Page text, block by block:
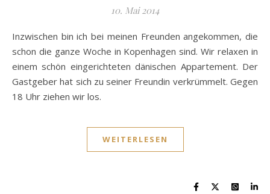
10. Mai 2014
Inzwischen bin ich bei meinen Freunden angekommen, die
schon die ganze Woche in Kopenhagen sind. Wir relaxen in
einem schön eingerichteten dänischen Appartement. Der
Gastgeber hat sich zu seiner Freundin verkrümmelt. Gegen
18 Uhr ziehen wir los.
WEITERLESEN